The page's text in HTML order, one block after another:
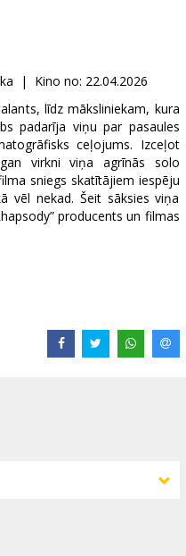
| Kino no: 22.04.2026
līdz māksliniekam, kura
padarīja viņu par pasaules
ceļojums. Izceļot
virkni viņa agrīnās solo
sniegs skatītājiem iespēju
vēl nekad. Šeit sāksies viņa
producents un filmas
un krievu valodā.